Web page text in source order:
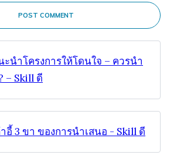
POST COMMENT
ะนำโครงการให้โดนใจ – ควรนำ
– Skill ดี
าอี้ 3 ขา ของการนำเสนอ - Skill ดี